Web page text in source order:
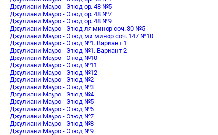
Джулиани Мауро - Этюд op. 48 №5
Джулиани Мауро - Этюд op. 48 №7
Джулиани Мауро - Этюд op. 48 №9
Джулиани Мауро - Этюд ля минор соч. 30 №5
Джулиани Мауро - Этюд ми минор соч. 147 №10
Джулиани Мауро - Этюд №1. Вариант 1
Джулиани Мауро - Этюд №1. Вариант 2
Джулиани Мауро - Этюд №10
Джулиани Мауро - Этюд №11
Джулиани Мауро - Этюд №12
Джулиани Мауро - Этюд №2
Джулиани Мауро - Этюд №3
Джулиани Мауро - Этюд №4
Джулиани Мауро - Этюд №5
Джулиани Мауро - Этюд №6
Джулиани Мауро - Этюд №7
Джулиани Мауро - Этюд №8
Джулиани Мауро - Этюд №9